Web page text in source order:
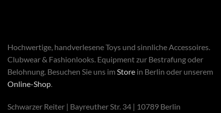
Hochwertige, handverlesene Toys und sinnliche Accessoires.
Clubwear & Fashionlooks. Equipment zur Bestrafung oder
Belohnung. Besuchen Sie uns im Store in Berlin oder unserem
Online-Shop.
Schwarzer Reiter | Bayreuther Str. 34 | 10789 Berlin